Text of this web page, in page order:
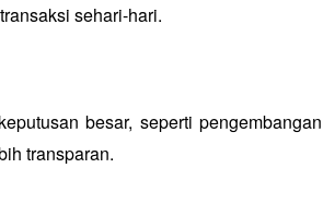
sehari-hari.
besar, seperti pengembangan
transparan.